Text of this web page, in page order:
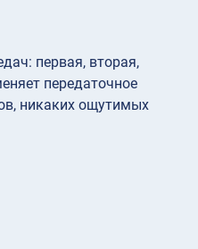
первая, вторая,
передаточное
никаких ощутимых